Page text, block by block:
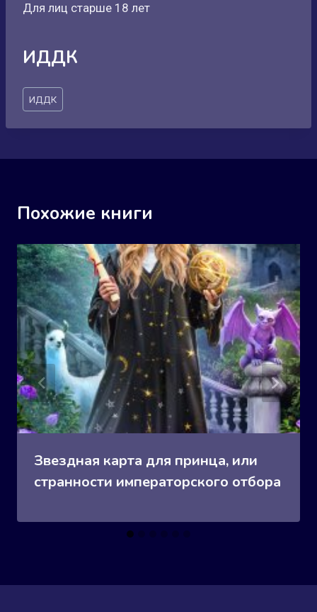
Для лиц старше 18 лет
ИДДК
Метки
записи:
ИДДК
Похожие книги
Звездная карта для принца, или
странности императорского отбора